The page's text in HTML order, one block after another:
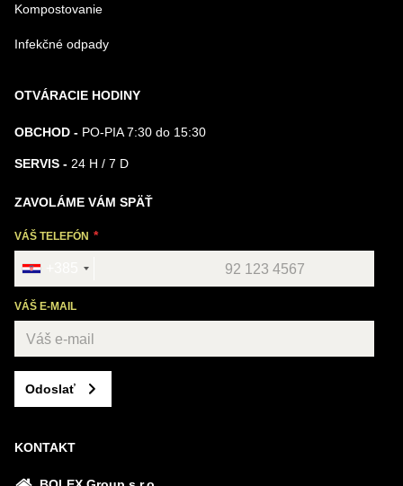
Kompostovanie
Infekčné odpady
OTVÁRACIE HODINY
OBCHOD - PO-PIA 7:30 do 15:30
SERVIS - 24 H / 7 D
ZAVOLÁME VÁM SPÄŤ
VÁŠ TELEFÓN
VÁŠ E-MAIL
Odoslať
KONTAKT